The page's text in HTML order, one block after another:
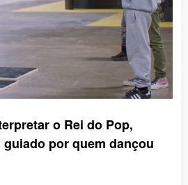
o Rei do Pop,
por quem dançou